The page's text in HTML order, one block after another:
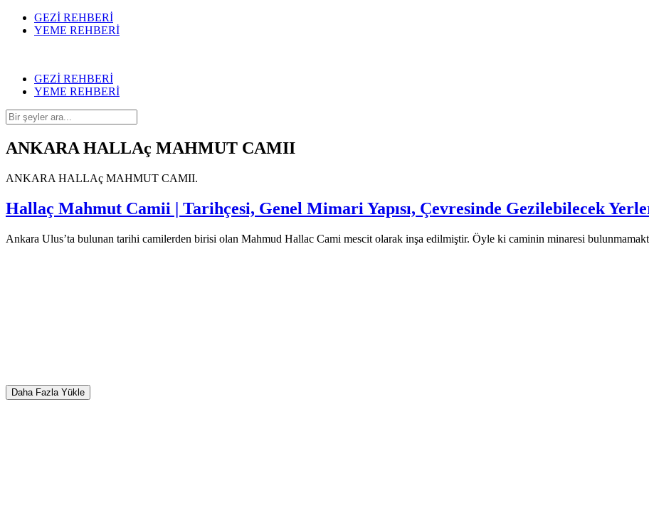
GEZİ REHBERİ
YEME REHBERİ
GEZİ REHBERİ
YEME REHBERİ
ANKARA HALLAç MAHMUT CAMII
ANKARA HALLAç MAHMUT CAMII.
Hallaç Mahmut Camii | Tarihçesi, Genel Mimari Yapısı, Çevresinde Gezilebilecek
Ankara Ulus’ta bulunan tarihi camilerden birisi olan Mahmud Hallac Cami mescit olarak inşa edilmiştir. Öyle ki caminin minaresi
Daha Fazla Yükle